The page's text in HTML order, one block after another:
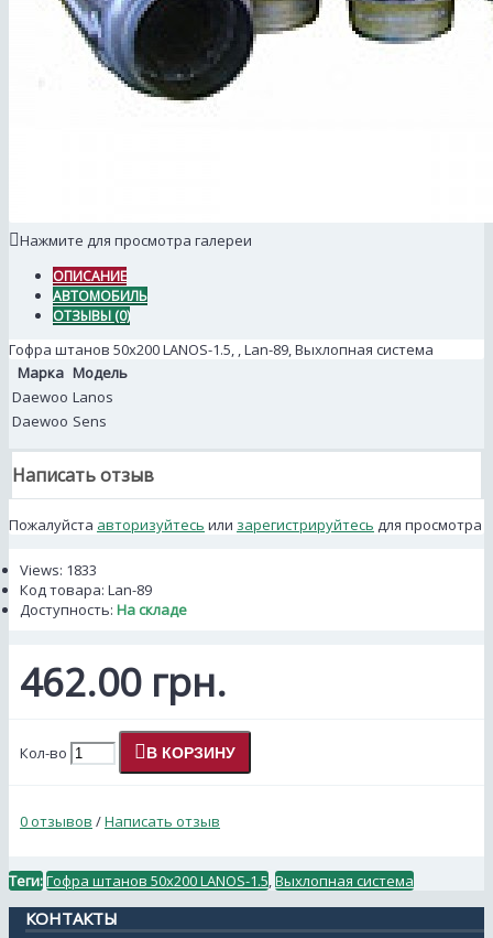
Нажмите для просмотра галереи
ОПИСАНИЕ
АВТОМОБИЛЬ
ОТЗЫВЫ (0)
Гофра штанов 50x200 LANOS-1.5, , Lan-89, Выхлопная система
Марка Модель
Daewoo Lanos
Daewoo Sens
Написать отзыв
Пожалуйста авторизуйтесь или зарегистрируйтесь для просмотра
Views: 1833
Код товара: Lan-89
Доступность: На складе
462.00 грн.
Кол-во В КОРЗИНУ
0 отзывов /Написать отзыв
Теги:Гофра штанов 50x200 LANOS-1.5 Выхлопная система
КОНТАКТЫ